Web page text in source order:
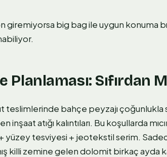
giremiyorsa big bag ile uygun konuma
Sıfırdan
bahçe peyzajı çoğunlukla
atığı kalıntıları. Bu koşullarda
+ yüzey tesviyesi + jeotekstil serim.
killi zemine gelen dolomit birkaç ayda